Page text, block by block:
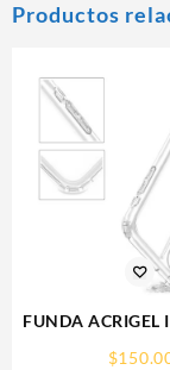
Productos
FUNDA ACRIGEL
$